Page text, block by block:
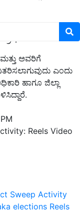
ಎಲ್ಲ ವಿಧಾನಸಭಾ
ಭಾಗವಹಿಸಬೇಕು.
ಅವರಿಗೆ
ಎಂದು
ಹಾಗೂ ಜಿಲ್ಲಾ
Reels Video
Sweep Activity
elections Reels